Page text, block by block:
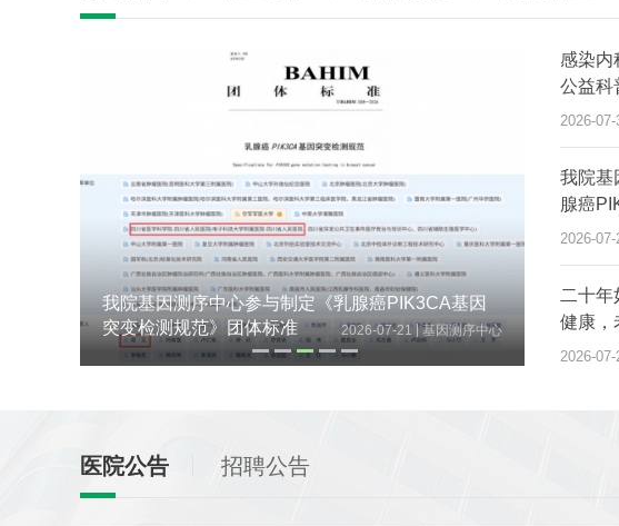
第五届天府感染学术会议在蓉召开
2026-07-21 | 感染科
二十年
党支部
感染内
公益科
2026-07-
我院基
腺癌
范》团
2026-07-
二十年
健康，
进“桑
2026-07-
医院公告 招聘公告